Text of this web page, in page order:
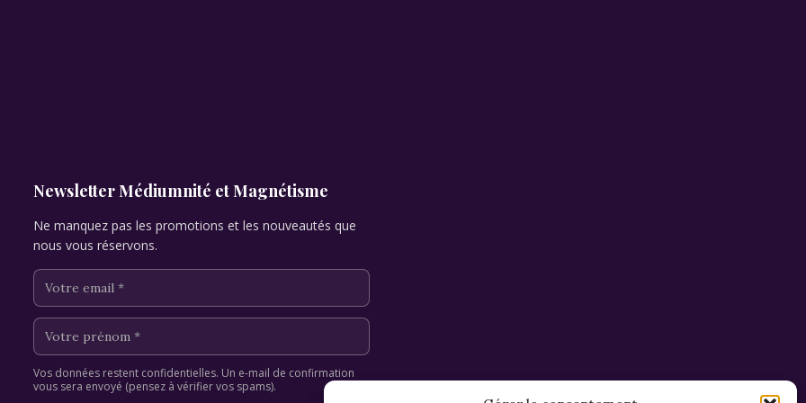
Newsletter Médiumnité et Magnétisme
Ne manquez pas les promotions et les nouveautés que
nous vous réservons.
Vos données restent confidentielles. Un e-mail de confirmation
vous sera envoyé (pensez à vérifier vos spams).